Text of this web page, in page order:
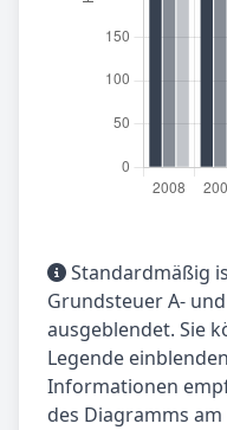
Standardmäßig
Grundsteuer A-
ausgeblendet. Sie
Legende
Informationen
des Diagramms am